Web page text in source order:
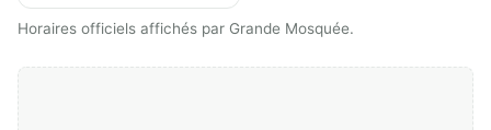
Horaires officiels affichés par Grande Mosquée.